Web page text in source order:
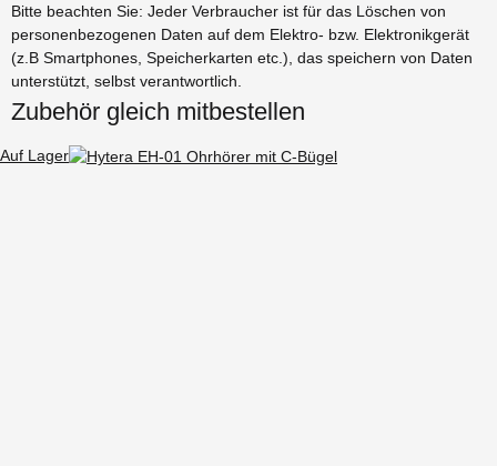
Bitte beachten Sie: Jeder Verbraucher ist für das Löschen von
personenbezogenen Daten auf dem Elektro- bzw. Elektronikgerät
(z.B Smartphones, Speicherkarten etc.), das speichern von Daten
unterstützt, selbst verantwortlich.
Zubehör gleich mitbestellen
Auf Lager